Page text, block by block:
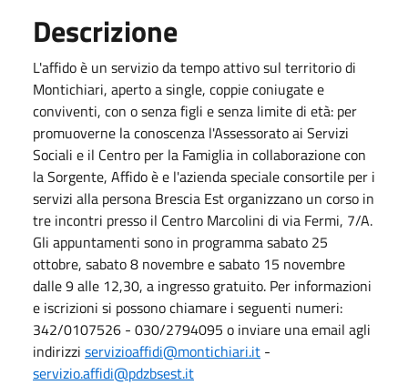
Descrizione
L'affido è un servizio da tempo attivo sul territorio di
Montichiari, aperto a single, coppie coniugate e
conviventi, con o senza figli e senza limite di età: per
promuoverne la conoscenza l'Assessorato ai Servizi
Sociali e il Centro per la Famiglia in collaborazione con
la Sorgente, Affido è e l'azienda speciale consortile per i
servizi alla persona Brescia Est organizzano un corso in
tre incontri presso il Centro Marcolini di via Fermi, 7/A.
Gli appuntamenti sono in programma sabato 25
ottobre, sabato 8 novembre e sabato 15 novembre
dalle 9 alle 12,30, a ingresso gratuito. Per informazioni
e iscrizioni si possono chiamare i seguenti numeri:
342/0107526 - 030/2794095 o inviare una email agli
indirizzi servizioaffidi@montichiari.it -
servizio.affidi@pdzbsest.it